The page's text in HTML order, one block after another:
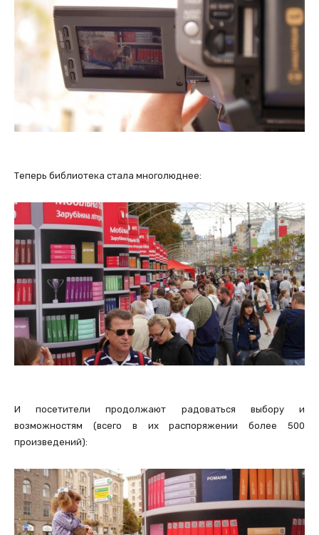
Теперь библиотека стала многолюднее:
И посетители продолжают радоваться выбору и
возможностям (всего в их распоряжении более 500
произведений):